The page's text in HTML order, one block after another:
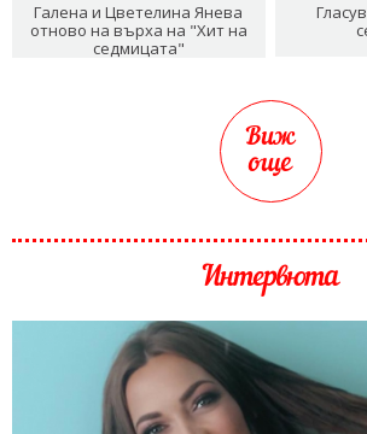
Галена и Цветелина Янева
отново на върха на "Хит на
седмицата"
Виж
още
Интервюта